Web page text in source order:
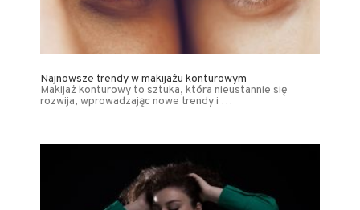
Najnowsze trendy w makijażu konturowym
Makijaż konturowy to sztuka, która nieustannie się
rozwija, wprowadzając nowe trendy i …